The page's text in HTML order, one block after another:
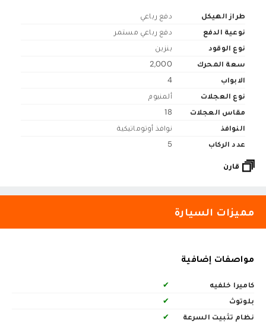
طراز الهيكل
دفع رباعي
نوعية الدفع
دفع رباعي مستمر
نوع الوقود
بنزين
سعة المحرك
2,000
الابواب
4
نوع العجلات
ألمنيوم
مقاس العجلات
18
النوافذ
نوافذ أوتوماتيكية
عدد الركاب
5
قارن
مميزات السيارة
مواصفات إضافية
كاميرا خلفيه
✔
بلوتوث
✔
نظام تثبيت السرعة
✔